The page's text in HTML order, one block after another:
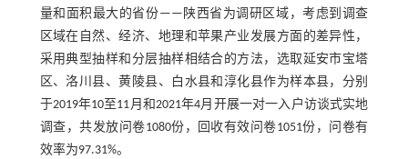
量和面积最大的省份——陕西省为调研区域，考虑到调查
区域在自然、经济、地理和苹果产业发展方面的差异性，
采用典型抽样和分层抽样相结合的方法，选取延安市宝塔
区、洛川县、黄陵县、白水县和淳化县作为样本县，分别
于2019年10至11月和2021年4月开展一对一入户访谈式实地
调查，共发放问卷1080份，回收有效问卷1051份，问卷有
效率为97.31%。